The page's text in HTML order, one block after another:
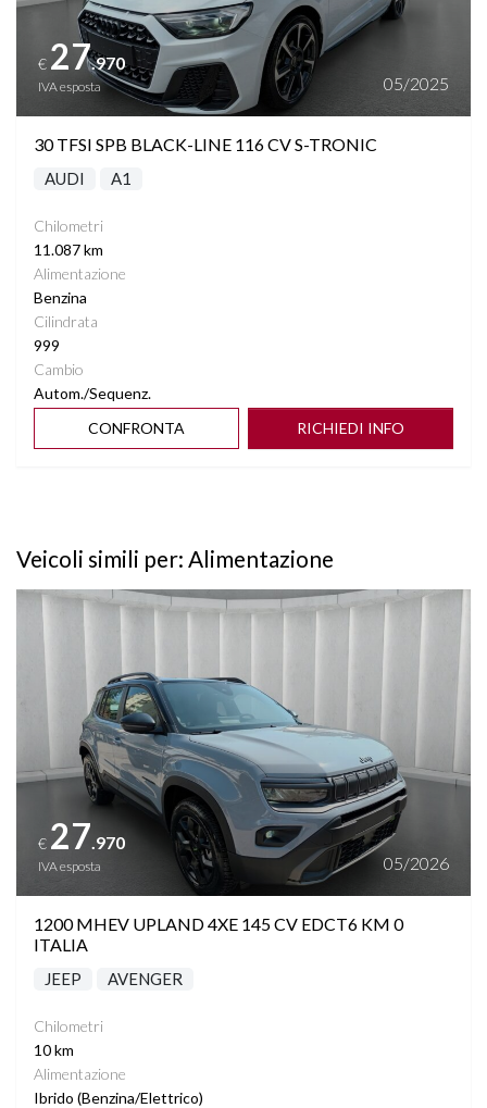
€ 27.970
IVA esposta 05/2025
30 TFSI SPB BLACK-LINE 116 CV S-TRONIC
AUDI A1
Chilometri
11.087 km
Alimentazione
Benzina
Cilindrata
999
Cambio
Autom./Sequenz.
CONFRONTA
RICHIEDI INFO
Veicoli simili per: Alimentazione
Vedi dettagli
€ 27 .970
IVA esposta 05/2026
1200 MHEV UPLAND 4XE 145 CV EDCT6 KM 0
ITALIA
JEEP AVENGER
Chilometri
10 km
Alimentazione
Ibrido (Benzina/Elettrico)